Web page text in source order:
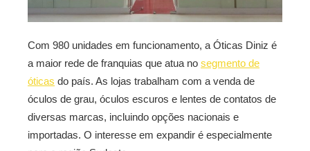
Com 980 unidades em funcionamento, a Óticas Diniz é
a maior rede de franquias que atua no segmento de
óticas do país. As lojas trabalham com a venda de
óculos de grau, óculos escuros e lentes de contatos de
diversas marcas, incluindo opções nacionais e
importadas. O interesse em expandir é especialmente